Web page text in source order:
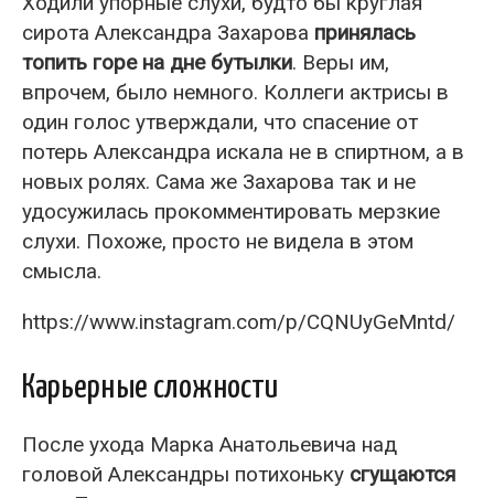
сирота Александра Захарова принялась
топить горе на дне бутылки. Веры им,
впрочем, было немного. Коллеги актрисы в
один голос утверждали, что спасение от
потерь Александра искала не в спиртном, а в
новых ролях. Сама же Захарова так и не
удосужилась прокомментировать мерзкие
слухи. Похоже, просто не видела в этом
смысла.
https://www.instagram.com/p/CQNUyGeMntd/
Карьерные сложности
После ухода Марка Анатольевича над
головой Александры потихоньку сгущаются